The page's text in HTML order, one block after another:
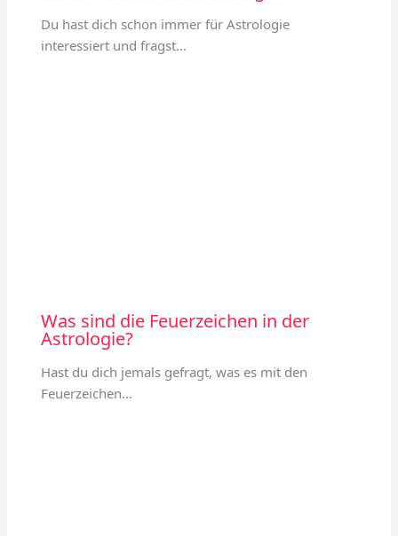
Du hast dich schon immer für Astrologie
interessiert und fragst…
Was sind die Feuerzeichen in der
Astrologie?
Hast du dich jemals gefragt, was es mit den
Feuerzeichen…